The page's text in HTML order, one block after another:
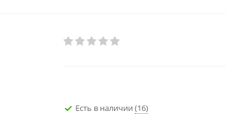
Есть в наличии (16)